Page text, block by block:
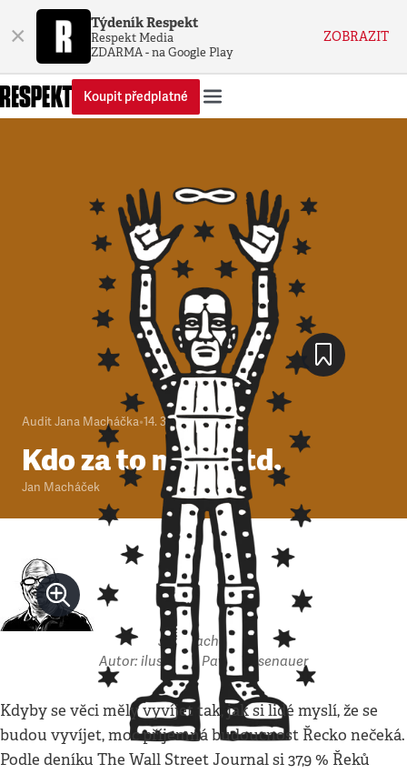
× Týdeník Respekt
Respekt Media
ZDARMA - na Google Play
ZOBRAZIT
Koupit předplatné
Audit Jana Macháčka•14. 3. 2010•3minuty
Kdo za to může atd.
Jan Macháček
Jan Macháček
Autor: ilustrace: Pavel Reisenauer
Kdyby se věci měly vyvíjet tak, jak si lidé myslí, že se
budou vyvíjet, moc příjemná budoucnost Řecko nečeká.
Podle deníku The Wall Street Journal si 37,9 % Řeků